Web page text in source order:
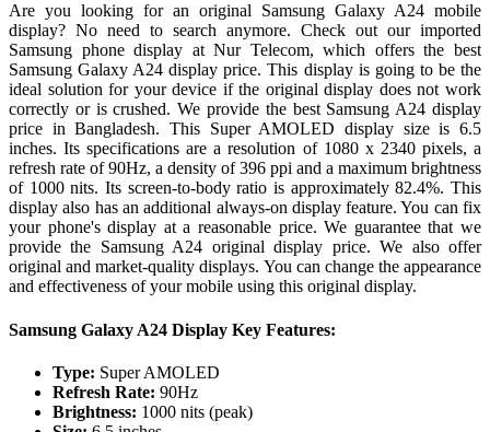
Are you looking for an original Samsung Galaxy A24 mobile
display? No need to search anymore. Check out our imported
Samsung phone display at Nur Telecom, which offers the best
Samsung Galaxy A24 display price. This display is going to be the
ideal solution for your device if the original display does not work
correctly or is crushed. We provide the best Samsung A24 display
price in Bangladesh. This Super AMOLED display size is 6.5
inches. Its specifications are a resolution of 1080 x 2340 pixels, a
refresh rate of 90Hz, a density of 396 ppi and a maximum brightness
of 1000 nits. Its screen-to-body ratio is approximately 82.4%. This
display also has an additional always-on display feature. You can fix
your phone's display at a reasonable price. We guarantee that we
provide the Samsung A24 original display price. We also offer
original and market-quality displays. You can change the appearance
and effectiveness of your mobile using this original display.
Samsung Galaxy A24 Display Key Features:
Type: Super AMOLED
Refresh Rate: 90Hz
Brightness: 1000 nits (peak)